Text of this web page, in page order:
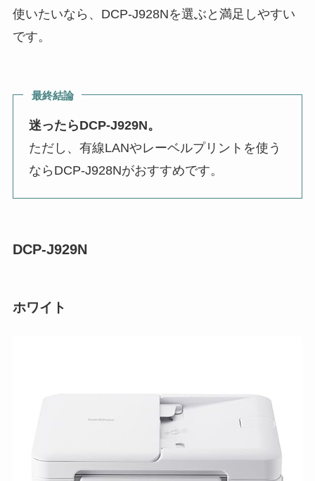
使いたいなら、DCP-J928Nを選ぶと満足しやすい
です。
最終結論
迷ったらDCP-J929N。
ただし、有線LANやレーベルプリントを使う
ならDCP-J928Nがおすすめです。
DCP-J929N
ホワイト